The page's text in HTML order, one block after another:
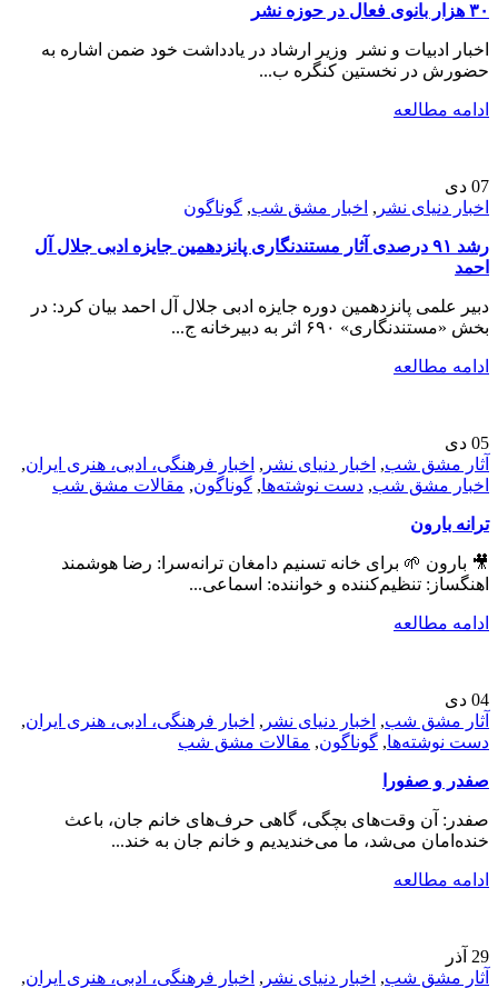
۳۰ هزار بانوی فعال در حوزه نشر
اخبار ادبیات و نشر وزیر ارشاد در یادداشت‌ خود ضمن اشاره به
حضورش در نخستین کنگره ب...
ادامه مطالعه
07 دی
اخبار دنیای نشر , اخبار مشق شب, گوناگون
رشد ۹۱ درصدی آثار مستندنگاری پانزدهمین جایزه ادبی جلال آل
احمد
دبیر علمی پانزدهمین دوره جایزه ادبی جلال آل احمد بیان کرد: در
بخش «مستندنگاری» ۶۹۰ اثر به دبیرخانه ج...
ادامه مطالعه
05 دی
آثار مشق شب, اخبار دنیای نشر , اخبار فرهنگی، ادبی، هنری ایران,
اخبار مشق شب, دست نوشته‌ها, گوناگون, مقالات مشق شب
ترانه بارون
🎥 بارون 🌱 برای خانه تسنیم دامغان ترانه‌سرا: رضا هوشمند
اهنگساز: تنظیم‌کننده و خواننده: اسماعی...
ادامه مطالعه
04 دی
آثار مشق شب, اخبار دنیای نشر , اخبار فرهنگی، ادبی، هنری ایران,
دست نوشته‌ها, گوناگون, مقالات مشق شب
صفدر و صفورا
صفدر: آن وقت‌های بچگی، گاهی حرف‌های خانم جان، باعث
خنده‌امان می‌شد، ما می‌خندیدیم و خانم جان به خند...
ادامه مطالعه
29 آذر
آثار مشق شب, اخبار دنیای نشر , اخبار فرهنگی، ادبی، هنری ایران,